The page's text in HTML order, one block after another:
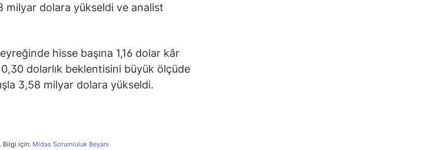
milyar dolara yükseldi ve analist
hisse başına 1,16 dolar kâr
dolarlık beklentisini büyük ölçüde
3,58 milyar dolara yükseldi.
Bilgi için: Midas Sorumluluk Beyanı